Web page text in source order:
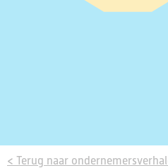
< Terug naar